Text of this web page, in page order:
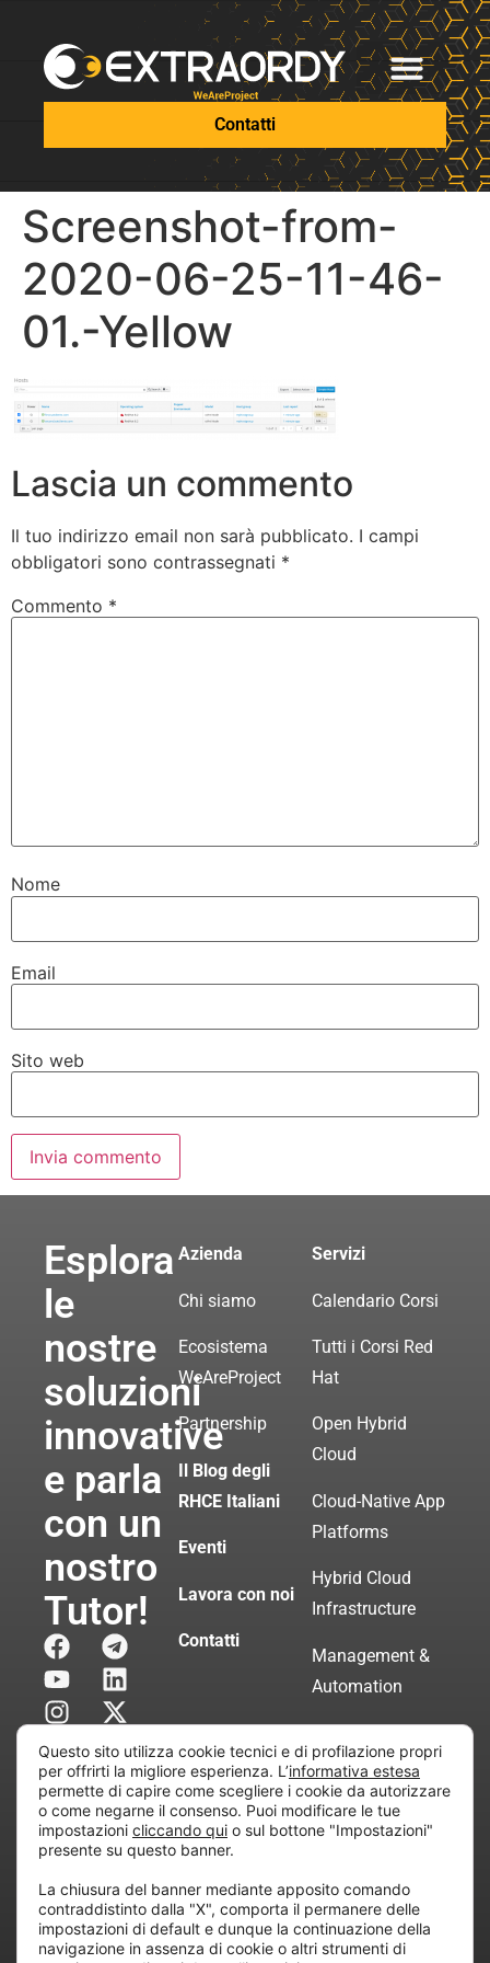
Contatti
Screenshot-from-
2020-06-25-11-46-
01.-Yellow
Lascia un commento
Il tuo indirizzo email non sarà pubblicato. I campi
obbligatori sono contrassegnati *
Commento *
Nome
Email
Sito web
Esplora
le
nostre
soluzioni
innovative
e parla
con un
nostro
Tutor!
Azienda
Chi siamo
Ecosistema
WeAreProject
Partnership
Il Blog degli
RHCE Italiani
Eventi
Lavora con noi
Contatti
Servizi
Calendario Corsi
Tutti i Corsi Red
Hat
Open Hybrid
Cloud
Cloud-Native App
Platforms
Hybrid Cloud
Infrastructure
Management &
Automation
Servizi di
Consulenza
Certificata
all’attività di direzione e coordinamento di “Project
Informatica”
REA: MI – 194005, P. IVA / CF 07165600961 – All
Questo sito utilizza cookie tecnici e di profilazione propri
per offrirti la migliore esperienza. L’informativa estesa
permette di capire come scegliere i cookie da autorizzare
o come negarne il consenso. Puoi modificare le tue
impostazioni cliccando qui o sul bottone "Impostazioni"
presente su questo banner.
La chiusura del banner mediante apposito comando
contraddistinto dalla "X", comporta il permanere delle
impostazioni di default e dunque la continuazione della
navigazione in assenza di cookie o altri strumenti di